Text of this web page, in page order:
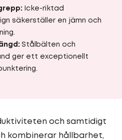
Icke-riktad
säkerställer en jämn och
Stålbälten och
ger ett exceptionellt
och samtidigt
kombinerar hållbarhet,